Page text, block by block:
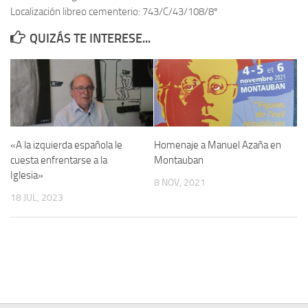
Memoria Histórica
Investigación previa de la represión en Talavera de la Reina (1937-
1947).
Informe Represión en Toledo 1936-1947 | Buscador
Informe de la fosa de abril de 1939 de Tembleque
Enciclopedia Republicana
Militantes históricos IR
Personajes republicanos
Localización libreo cementerio: 743/C/43/108/8º
QUIZÁS TE INTERESE...
«A la izquierda española le
cuesta enfrentarse a la
Iglesia»
18 JUL, 2023
Homenaje a Manuel Azaña en
Montauban
8 NOV, 2021